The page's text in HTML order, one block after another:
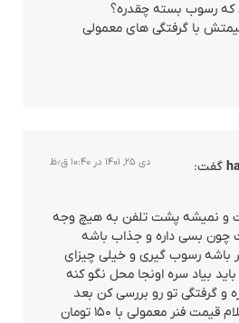
که رسوب بسته چقدره؟
با گرفتگی های معمولی
گفت: دی ۲۵, ۱۴۰۱ در ۱۰:۴۰ ق٫ظ
و نمیشه پشت تلفن به هیچ وجه
بسی داره و جذاب باشه
باشه رسوب گیری و خیلی چیزای
بیاد سره اونجا محل نگو کنه
و گرفتگی تو رو بررسی کن بعد
فنر معمولی با ۱۵۰ تومان